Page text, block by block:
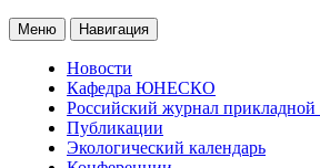
Меню Навигация
Новости
Кафедра ЮНЕСКО
Российский журнал прикладной
Публикации
Экологический календарь